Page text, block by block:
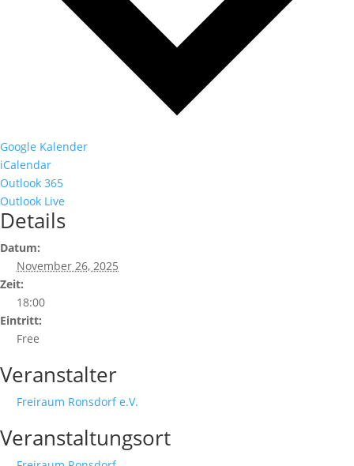
Google Kalender
iCalendar
Outlook 365
Outlook Live
Details
Datum:
November 26, 2025
Zeit:
18:00
Eintritt:
Free
Veranstalter
Freiraum Ronsdorf e.V.
Veranstaltungsort